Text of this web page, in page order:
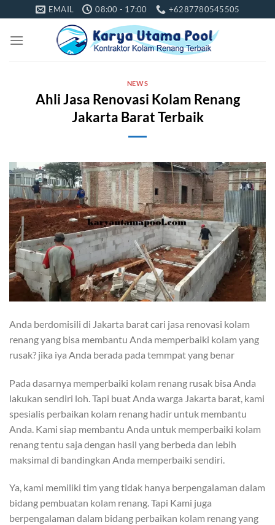
to
content
EMAIL 08:00 - 17:00 +6287780545505
NEWS
Ahli Jasa Renovasi Kolam Renang
Jakarta Barat Terbaik
Anda berdomisili di Jakarta barat cari jasa renovasi kolam
renang yang bisa membantu Anda memperbaiki kolam yang
rusak? jika iya Anda berada pada temmpat yang benar
Pada dasarnya memperbaiki kolam renang rusak bisa Anda
lakukan sendiri loh. Tapi buat Anda warga Jakarta barat, kami
spesialis perbaikan kolam renang hadir untuk membantu
Anda. Kami siap membantu Anda untuk memperbaiki kolam
renang tentu saja dengan hasil yang berbeda dan lebih
maksimal di bandingkan Anda memperbaiki sendiri.
Ya, kami memiliki tim yang tidak hanya berpengalaman dalam
bidang pembuatan kolam renang. Tapi Kami juga
berpengalaman dalam bidang perbaikan kolam renang yang